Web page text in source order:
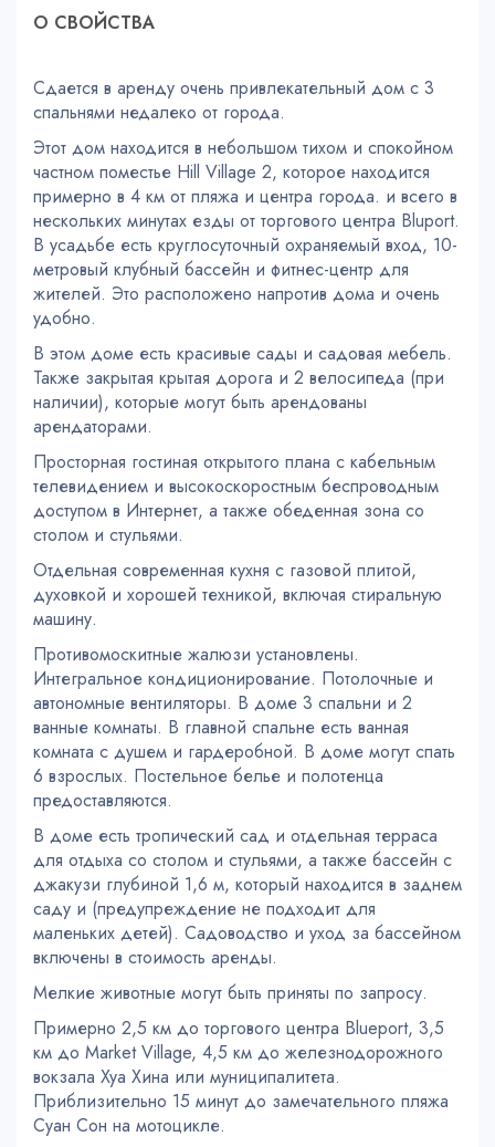
О СВОЙСТВA
Сдается в аренду очень привлекательный дом с 3
спальнями недалеко от города.
Этот дом находится в небольшом тихом и спокойном
частном поместье Hill Village 2, которое находится
примерно в 4 км от пляжа и центра города. и всего в
нескольких минутах езды от торгового центра Bluport.
В усадьбе есть круглосуточный охраняемый вход, 10-
метровый клубный бассейн и фитнес-центр для
жителей. Это расположено напротив дома и очень
удобно.
В этом доме есть красивые сады и садовая мебель.
Также закрытая крытая дорога и 2 велосипеда (при
наличии), которые могут быть арендованы
арендаторами.
Просторная гостиная открытого плана с кабельным
телевидением и высокоскоростным беспроводным
доступом в Интернет, а также обеденная зона со
столом и стульями.
Отдельная современная кухня с газовой плитой,
духовкой и хорошей техникой, включая стиральную
машину.
Противомоскитные жалюзи установлены.
Интегральное кондиционирование. Потолочные и
автономные вентиляторы. В доме 3 спальни и 2
ванные комнаты. В главной спальне есть ванная
комната с душем и гардеробной. В доме могут спать
6 взрослых. Постельное белье и полотенца
предоставляются.
В доме есть тропический сад и отдельная терраса
для отдыха со столом и стульями, а также бассейн с
джакузи глубиной 1,6 м, который находится в заднем
саду и (предупреждение не подходит для
маленьких детей). Садоводство и уход за бассейном
включены в стоимость аренды.
Мелкие животные могут быть приняты по запросу.
Примерно 2,5 км до торгового центра Blueport, 3,5
км до Market Village, 4,5 км до железнодорожного
вокзала Хуа Хина или муниципалитета.
Приблизительно 15 минут до замечательного пляжа
Суан Сон на мотоцикле.